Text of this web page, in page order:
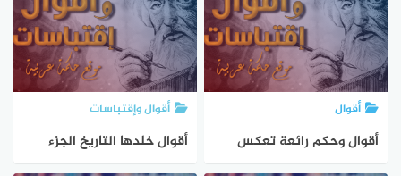
أقوال
أقوال وحكم رائعة تعكس
أقوال وإقتباسات
أقوال خلدها التاريخ الجزء